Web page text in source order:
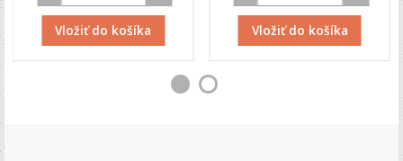
Vložiť do košíka Vložiť do košíka